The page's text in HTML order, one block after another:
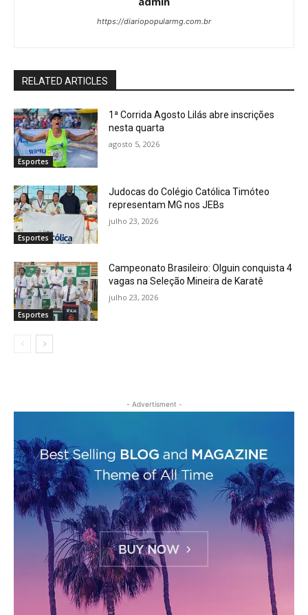
https://diariopopularmg.com.br
RELATED ARTICLES
Esportes
1ª Corrida Agosto Lilás abre inscrições
nesta quarta
agosto 5, 2026
Esportes
Judocas do Colégio Católica Timóteo
representam MG nos JEBs
julho 23, 2026
Esportes
Campeonato Brasileiro: Olguin conquista 4
vagas na Seleção Mineira de Karatê
julho 23, 2026
- Advertisment -